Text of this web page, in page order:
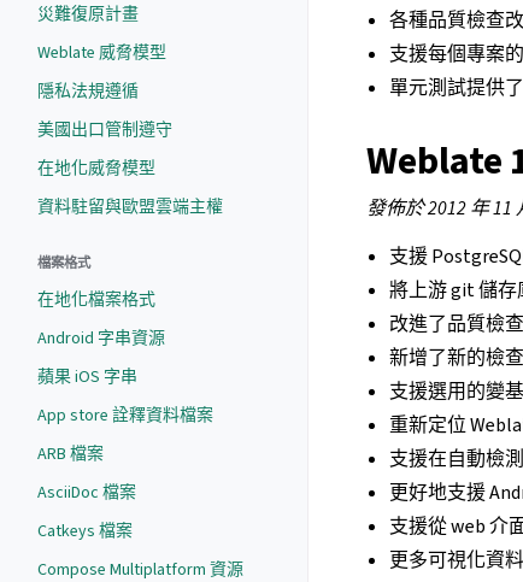
災難復原計畫
Weblate 威脅模型
隱私法規遵循
美國出口管制遵守
在地化威脅模型
資料駐留與歐盟雲端主權
檔案格式
在地化檔案格式
Android 字串資源
蘋果 iOS 字串
App store 詮釋資料檔案
ARB 檔案
AsciiDoc 檔案
Catkeys 檔案
Compose Multiplatform 資源
各種品質檢查
支援每個專案的
單元測試提供
Weblate
發佈於 2012 年 11
支援
將上游 git 儲存
改進了品質檢
新增了新的檢
支援選用的變
重新定位
支援在自動檢
更好地支援
支援從 web 介
更多可視化資